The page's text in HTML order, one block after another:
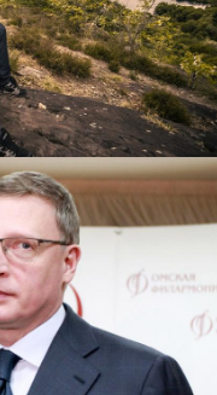
магазина
на 1С-
проект
в
Буркова
Леонидовича